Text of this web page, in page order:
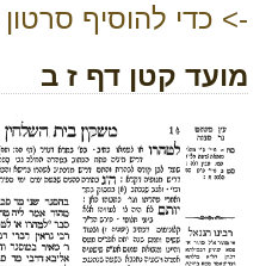
-> כדי להוסיף
מועד קטן דף ז ב